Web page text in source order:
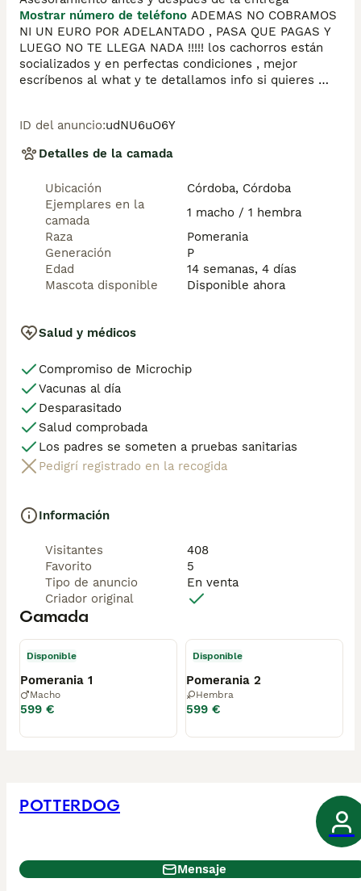
Mostrar número de teléfono ADEMAS NO COBRAMOS
NI UN EURO POR ADELANTADO , PASA QUE PAGAS Y
LUEGO NO TE LLEGA NADA !!!!! los cachorros están
socializados y en perfectas condiciones , mejor
escríbenos al what y te detallamos info si quieres
.......................................................................
ID del anuncio:udNU6uO6Y
Detalles de la camada
Ubicación
Córdoba, Córdoba
Ejemplares en la
camada
1 macho / 1 hembra
Raza
Pomerania
Generación
P
Edad
14 semanas, 4 días
Mascota disponible
Disponible ahora
Salud y médicos
Compromiso de Microchip
Vacunas al día
Desparasitado
Salud comprobada
Los padres se someten a pruebas sanitarias
Pedigrí registrado en la recogida
Información
Visitantes
408
Favorito
5
Tipo de anuncio
En venta
Criador original
Camada
Disponible
Pomerania 1
Macho
599 €
Disponible
Pomerania 2
Hembra
599 €
POTTERDOG
Mensaje